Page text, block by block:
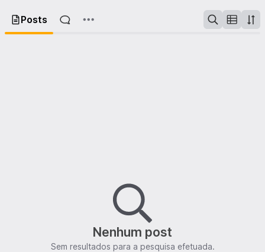
Posts
Nenhum post
Sem resultados para a pesquisa efetuada.